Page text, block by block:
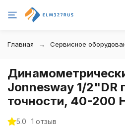
Главная Сервисное
Jonnesway 1/2"DR
точности, 40-200
5.0
1 отзыв